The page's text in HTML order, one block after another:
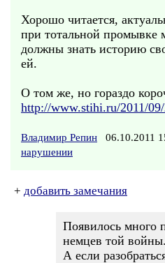
Хорошо читается,
при тотальной промывке
должны знать историю
ей.
О том же, но гораздо
http://www.stihi.ru/2011/
Владимир Репин 06.10.2011
нарушении
+ добавить замечания
Появилось много
немцев той войны.
А если